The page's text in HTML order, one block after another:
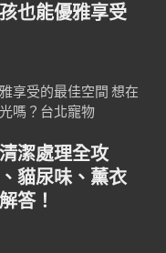
也能優雅享受
享受的最佳空間 想在
嗎？台北寵物
潔處理全攻
貓尿味、薰衣
答！